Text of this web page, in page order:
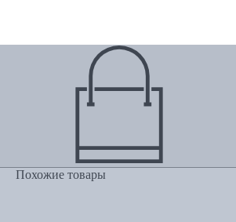
продажами
Похожие товары